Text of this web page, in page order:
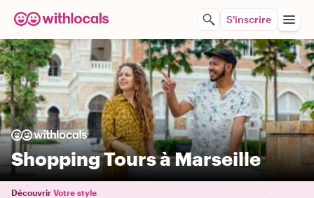
S'inscrire
Shopping Tours à Marseille
Découvrir Votre style